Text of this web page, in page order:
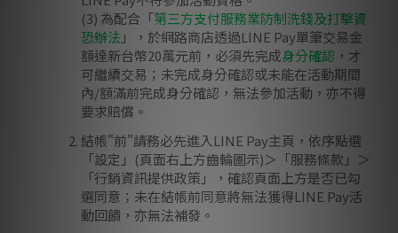
(3) 為配合「第三方支付服務業防制洗錢及打擊資
恐辦法 」，於網路商店透過LINE Pay單筆交易金
額達新台幣20萬元前，必須先完成身分確認 ，才
可繼續交易；未完成身分確認或未能在活動期間
內/額滿前完成身分確認，無法參加活動，亦不得
要求賠償。
結帳"前"請務必先進入LINE Pay主頁，依序點選
「設定」(頁面右上方齒輪圖示)＞「服務條款」＞
「行銷資訊提供政策」，確認頁面上方是否已勾
選同意；未在結帳前同意將無法獲得LINE Pay活
動回饋，亦無法補發。